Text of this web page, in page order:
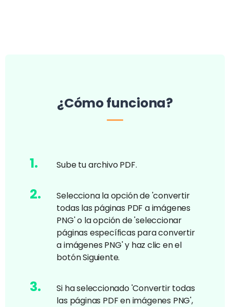
¿Cómo funciona?
1. Sube tu archivo PDF.
2.
Selecciona la opción de 'convertir
todas las páginas PDF a imágenes
PNG' o la opción de 'seleccionar
páginas específicas para convertir
a imágenes PNG' y haz clic en el
botón Siguiente.
3.
Si ha seleccionado 'Convertir todas
las páginas PDF en imágenes PNG',